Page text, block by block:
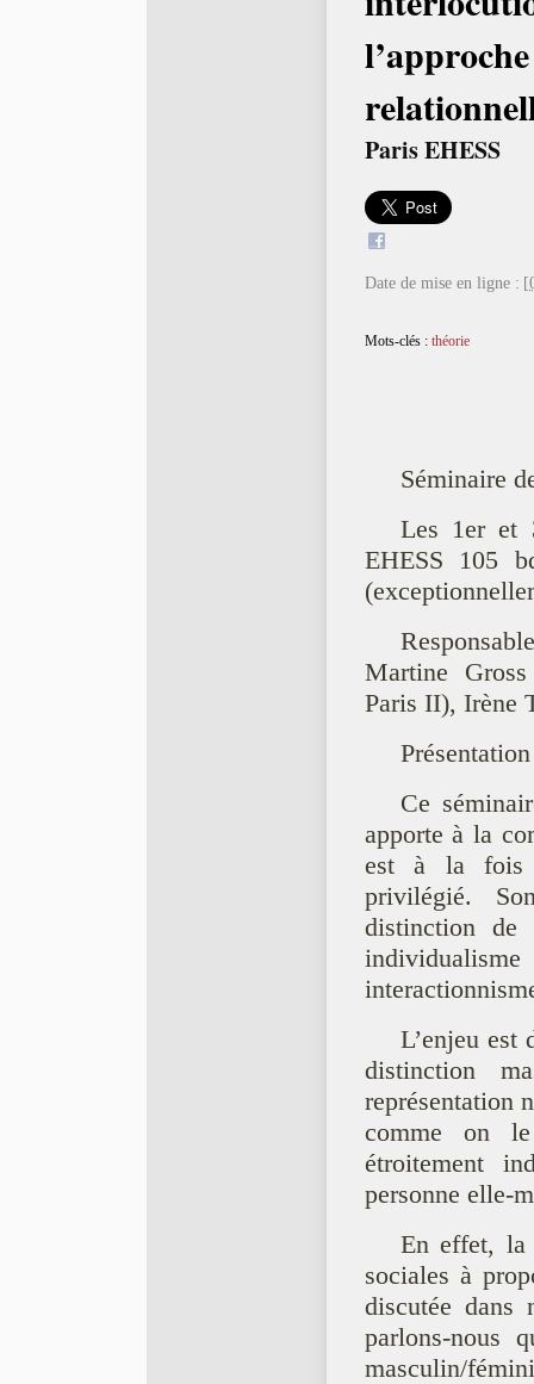
l’approche
Paris EHESS
Date de mise en ligne :
Mots-clés : théorie
Séminaire
Les 1er et
EHESS 105
Martine
Paris II), Irène
Ce
apporte à la
est à la fois
privilégié.
distinction
L’enjeu est
distinction
représentation
comme on
étroitement
personne elle-
En effet, la
sociales à
discutée dans
parlons-nous
masculin/